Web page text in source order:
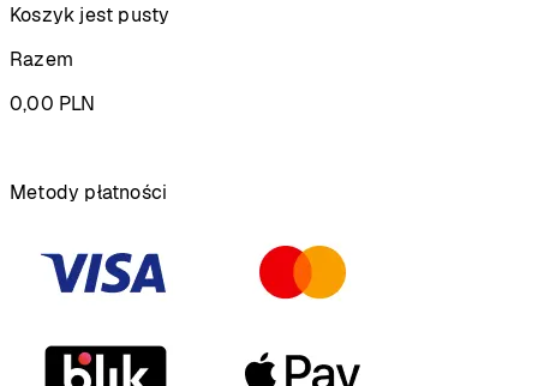
Koszyk jest pusty
Razem
0,00 PLN
Metody płatności